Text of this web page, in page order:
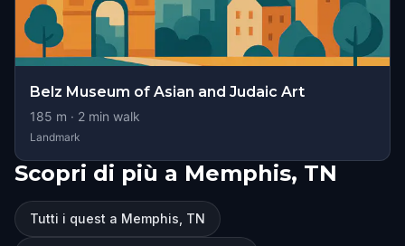
Belz Museum of Asian and Judaic Art
185 m · 2 min walk
Landmark
Scopri di più a Memphis, TN
Tutti i quest a Memphis, TN